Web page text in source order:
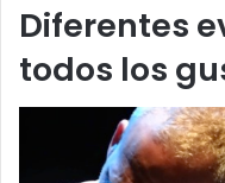
Diferentes
todos los